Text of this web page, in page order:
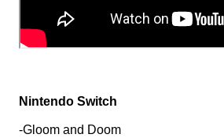
Nintendo Switch
-Gloom and Doom